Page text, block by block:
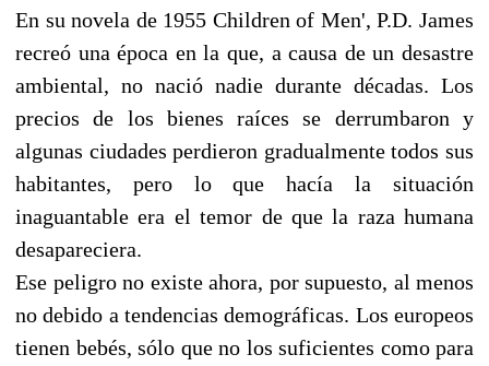
En su novela de 1955 Children of Men', P.D. James
recreó una época en la que, a causa de un desastre
ambiental, no nació nadie durante décadas. Los
precios de los bienes raíces se derrumbaron y
algunas ciudades perdieron gradualmente todos sus
habitantes, pero lo que hacía la situación
inaguantable era el temor de que la raza humana
desapareciera.
Ese peligro no existe ahora, por supuesto, al menos
no debido a tendencias demográficas. Los europeos
tienen bebés, sólo que no los suficientes como para